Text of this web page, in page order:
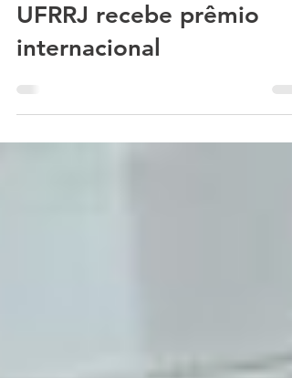
professora do CTUR-
UFRRJ recebe prêmio
internacional